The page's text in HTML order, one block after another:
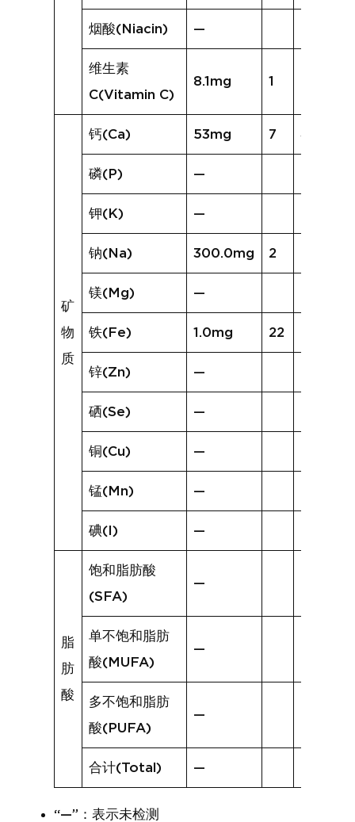
烟酸(Niacin) —
维生素
C(Vitamin C)
8.1mg 1
矿
物
质
钙(Ca) 53mg 7 41mg
磷(P) —
钾(K) —
钠(Na) 300.0mg 2
镁(Mg) —
铁(Fe) 1.0mg 22
锌(Zn) —
硒(Se) —
铜(Cu) —
锰(Mn) —
碘(I) —
脂
肪
酸
饱和脂肪酸
(SFA)
—
单不饱和脂肪
酸(MUFA)
—
多不饱和脂肪
酸(PUFA)
—
合计(Total) —
“—”：表示未检测